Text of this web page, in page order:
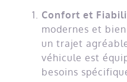
Confort et
modernes et
un trajet
véhicule est
besoins